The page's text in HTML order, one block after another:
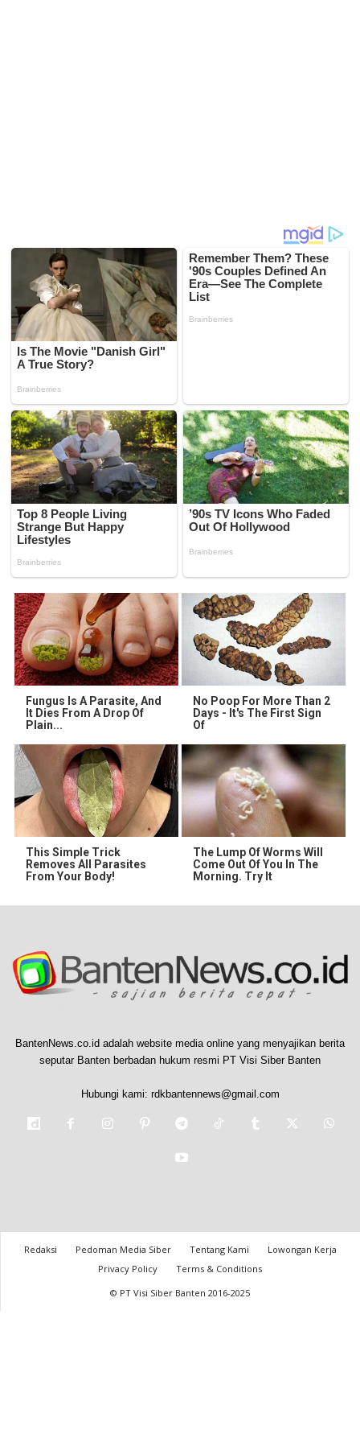
Fungus Is A Parasite, And
It Dies From A Drop Of
Plain...
No Poop For More Than 2
Days - It's The First Sign
Of
This Simple Trick
Removes All Parasites
From Your Body!
The Lump Of Worms Will
Come Out Of You In The
Morning. Try It
BantenNews.co.id adalah website media online yang menyajikan berita
seputar Banten berbadan hukum resmi PT Visi Siber Banten
Hubungi kami: rdkbantennews@gmail.com
Redaksi Pedoman Media Siber Tentang Kami
Lowongan Kerja
Privacy Policy
Terms & Conditions
© PT Visi Siber Banten 2016-2025